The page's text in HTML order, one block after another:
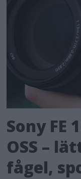
Sony FE
OSS –
fågel,